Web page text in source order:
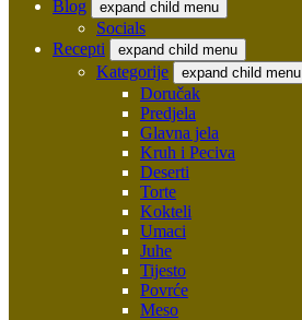
Blog
expand child menu
Socials
Recepti
expand child menu
Kategorije expand child menu
Doručak
Predjela
Glavna jela
Kruh i Peciva
Deserti
Torte
Kokteli
Umaci
Juhe
Tijesto
Povrće
Meso